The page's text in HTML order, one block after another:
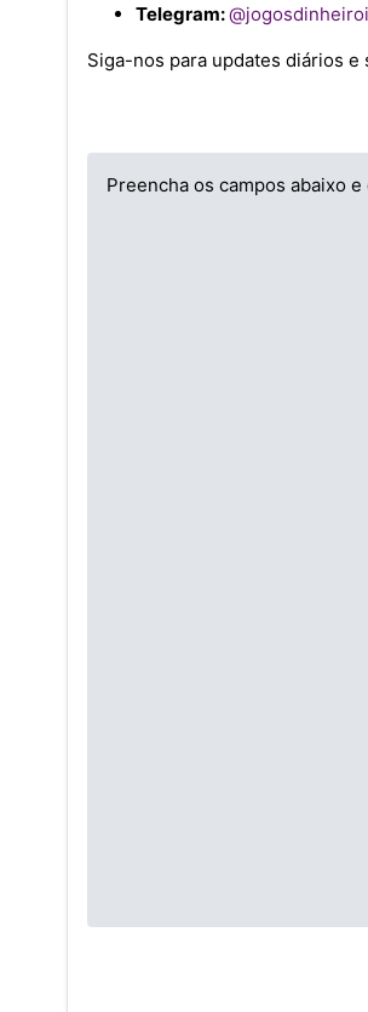
Telegram:
Siga-nos para updates diários
Preencha os campos abaixo